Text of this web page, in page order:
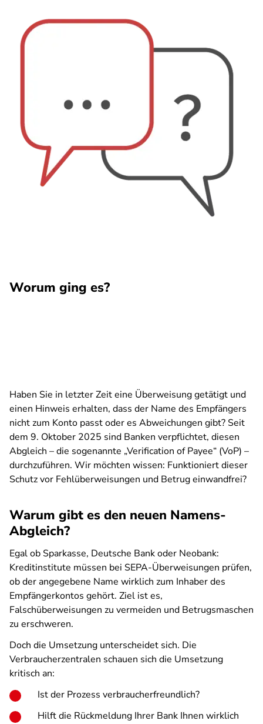
Worum ging es?
Haben Sie in letzter Zeit eine Überweisung getätigt und
einen Hinweis erhalten, dass der Name des Empfängers
nicht zum Konto passt oder es Abweichungen gibt? Seit
dem 9. Oktober 2025 sind Banken verpflichtet, diesen
Abgleich – die sogenannte „Verification of Payee“ (VoP) –
durchzuführen. Wir möchten wissen: Funktioniert dieser
Schutz vor Fehlüberweisungen und Betrug einwandfrei?
Warum gibt es den neuen Namens-
Abgleich?
Egal ob Sparkasse, Deutsche Bank oder Neobank:
Kreditinstitute müssen bei SEPA-Überweisungen prüfen,
ob der angegebene Name wirklich zum Inhaber des
Empfängerkontos gehört. Ziel ist es,
Falschüberweisungen zu vermeiden und Betrugsmaschen
zu erschweren.
Doch die Umsetzung unterscheidet sich. Die
Verbraucherzentralen schauen sich die Umsetzung
kritisch an:
Ist der Prozess verbraucherfreundlich?
Hilft die Rückmeldung Ihrer Bank Ihnen wirklich